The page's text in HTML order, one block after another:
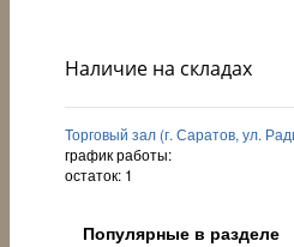
Наличие на складах
Торговый зал (г. Саратов, ул.
график работы:
остаток: 1
Популярные в разделе